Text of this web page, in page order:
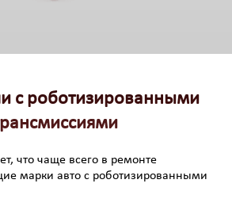
с роботизированными
что чаще всего в ремонте
марки авто с роботизированными